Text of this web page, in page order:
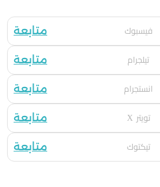
فيسبوك متابعة
تيلجرام متابعة
انستجرام متابعة
تويتر X متابعة
تيكتوك متابعة